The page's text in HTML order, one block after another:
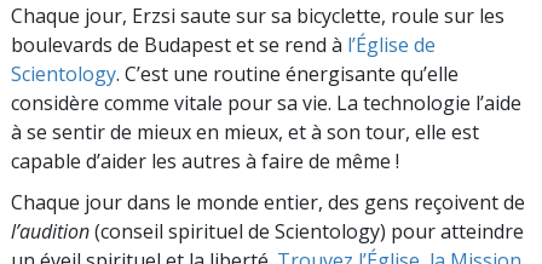
Chaque jour, Erzsi saute sur sa bicyclette, roule sur les
boulevards de Budapest et se rend à l’Église de
Scientology. C’est une routine énergisante qu’elle
considère comme vitale pour sa vie. La technologie l’aide
à se sentir de mieux en mieux, et à son tour, elle est
capable d’aider les autres à faire de même !
Chaque jour dans le monde entier, des gens reçoivent de
l’audition(conseil spirituel de Scientology) pour atteindre